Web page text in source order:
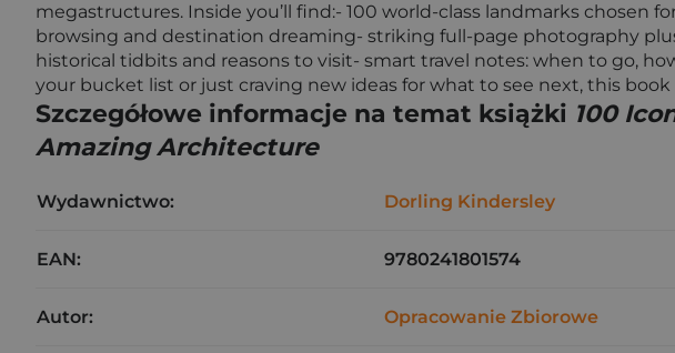
megastructures. Inside you’ll find:- 100 world-class landmarks
browsing and destination dreaming- striking full-page photography
historical tidbits and reasons to visit- smart travel notes: when to go,
your bucket list or just craving new ideas for what to see next, this
Szczegółowe informacje na temat książki 100
Amazing Architecture
Wydawnictwo: Dorling Kindersley
EAN: 9780241801574
Autor: Opracowanie Zbiorowe